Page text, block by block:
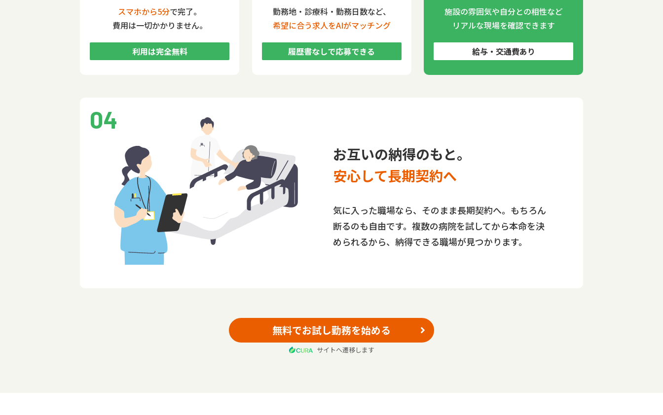
スマホから5分で完了。
費用は一切かかりません。
利用は完全無料
勤務地・診療科・勤務日数など、
希望に合う求人をAIがマッチング
履歴書なしで応募できる
施設の雰囲気や自分との相性など
リアルな現場を確認できます
給与・交通費あり
04
お互いの納得のもと。
安心して長期契約へ
気に入った職場なら、そのまま長期契約へ。もちろん
断るのも自由です。複数の病院を試してから本命を決
められるから、納得できる職場が見つかります。
無料でお試し勤務を始める
サイトへ遷移します